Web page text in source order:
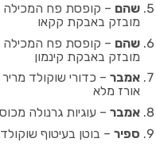
שהם – קופסת פח המכילה
מובזק באבקת קקאו
שהם – קופסת פח המכילה
מובזק באבקת קינמון
אמבר – כדורי שוקולד
אורז מלא
אמבר – עוגיות גרנולה
ספיר – בוטן בעיטוף